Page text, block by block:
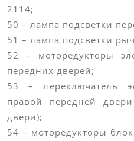
2114;
50 – лампа подсветки
51 – лампа подсветки
52 – моторедукторы
передних дверей;
53 – переключатель
правой передней
двери);
54 – моторедукторы